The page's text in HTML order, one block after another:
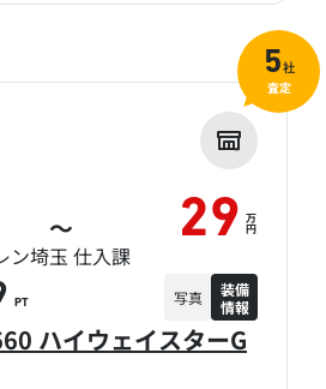
ハイウェイスターG
～ 29 万
円
ン埼玉 仕入課
PT 写真
装備
情報
5社
査定